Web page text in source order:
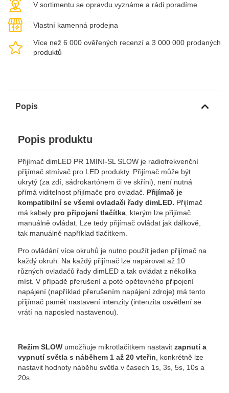
V sortimentu se opravdu vyznáme a rádi poradíme
Vlastní kamenná prodejna
Více než 6 000 ověřených recenzí a 3 000 000 prodaných
produktů
Popis
Popis produktu
Přijímač dimLED PR 1MINI-SL SLOW je radiofrekvenční
přijímač stmívač pro LED produkty. Přijímač může být
ukrytý (za zdí, sádrokartónem či ve skříni), není nutná
přímá viditelnost přijímače pro ovladač. Přijímač je
kompatibilní se všemi ovladači řady dimLED. Přijímač
má kabely pro připojení tlačítka , kterým lze přijímač
manuálně ovládat. Lze tedy přijímač ovládat jak dálkově,
tak manuálně například tlačítkem.
Pro ovládání více okruhů je nutno použít jeden přijímač na
každý okruh. Na každý přijímač lze napárovat až 10
různých ovladačů řady dimLED a tak ovládat z několika
míst. V případě přerušení a poté opětovného připojení
napájení (například přerušením napájení zdroje) má tento
přijímač paměť nastavení intenzity (intenzita osvětlení se
vrátí na naposled nastavenou).
Režim SLOW umožňuje mikrotlačítkem nastavit zapnutí a
vypnutí světla s náběhem 1 až 20 vteřin , konkrétně lze
nastavit hodnoty náběhu světla v časech 1s, 3s, 5s, 10s a
20s.